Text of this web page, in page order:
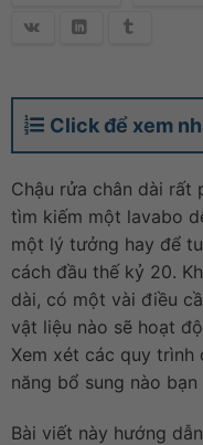
Click để xem
Chậu rửa chân dài rất
tìm kiếm một lavabo
một lý tưởng hay để
cách đầu thế kỷ 20.
dài, có một vài điều
vật liệu nào sẽ hoạt
Xem xét các quy
năng bổ sung nào bạn
Bài viết này hướng